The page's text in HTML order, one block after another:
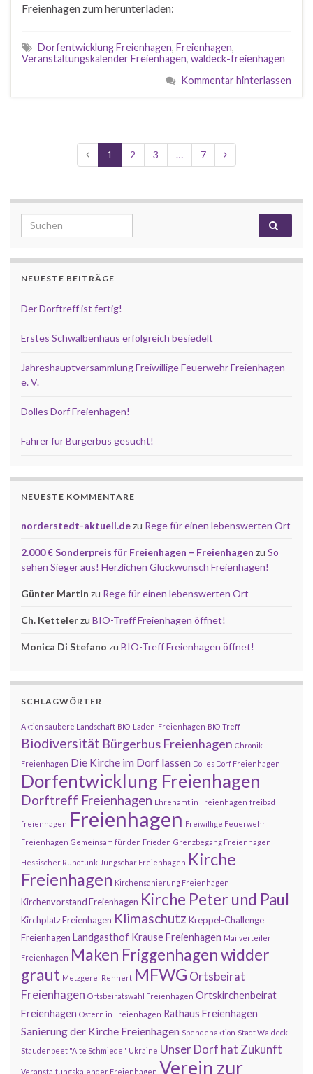
Freienhagen zum herunterladen:
Dorfentwicklung Freienhagen, Freienhagen,
Veranstaltungskalender Freienhagen, waldeck-freienhagen
Kommentar hinterlassen
1 2 3 … 7
Search for:
NEUESTE BEITRÄGE
Der Dorftreff ist fertig!
Erstes Schwalbenhaus erfolgreich besiedelt
Jahreshauptversammlung Freiwillige Feuerwehr Freienhagen
e. V.
Dolles Dorf Freienhagen!
Fahrer für Bürgerbus gesucht!
NEUESTE KOMMENTARE
norderstedt-aktuell.dezu Rege für einen lebenswerten Ort
2.000 € Sonderpreis für Freienhagen – Freienhagen zu So
sehen Sieger aus! Herzlichen Glückwunsch Freienhagen!
Günter Martin zu Rege für einen lebenswerten Ort
Ch. Kettelerzu BIO-Treff Freienhagen öffnet!
Monica Di Stefano zu BIO-Treff Freienhagen öffnet!
SCHLAGWÖRTER
Aktion saubere Landschaft BIO-Laden-Freienhagen BIO-Treff
Biodiversität Bürgerbus Freienhagen Chronik
Freienhagen Die Kirche im Dorf lassen Dolles Dorf Freienhagen
Dorfentwicklung Freienhagen
Dorftreff Freienhagen Ehrenamt in Freienhagen freibad
freienhagen Freienhagen Freiwillige Feuerwehr
Freienhagen Gemeinsam für den Frieden Grenzbegang Freienhagen
Hessischer Rundfunk Jungschar Freienhagen Kirche
Freienhagen Kirchensanierung Freienhagen
Kirchenvorstand Freienhagen Kirche Peter und Paul
Kirchplatz Freienhagen Klimaschutz Kreppel-Challenge
Freienhagen Landgasthof Krause Freienhagen Mailverteiler
Freienhagen Maken Friggenhagen widder
graut Metzgerei Rennert MFWG Ortsbeirat
Freienhagen Ortsbeiratswahl Freienhagen Ortskirchenbeirat
Freienhagen Ostern in Freienhagen Rathaus Freienhagen
Sanierung der Kirche Freienhagen Spendenaktion Stadt Waldeck
Staudenbeet "Alte Schmiede" Ukraine Unser Dorf hat Zukunft
Veranstaltungskalender Freienhagen Verein zur